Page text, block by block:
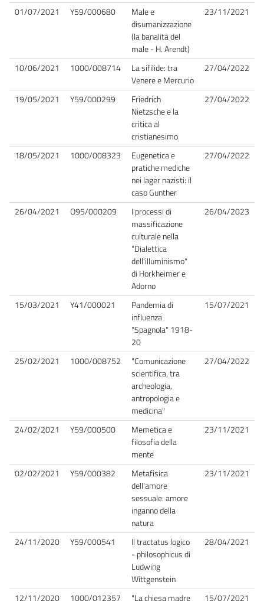
01/07/2021 Y59/000680
Male e
disumanizzazione
(la banalità del
male - H. Arendt)
23/11/2021
10/06/2021 1000/008714
La sifilide: tra
Venere e Mercurio
27/04/2022
19/05/2021 Y59/000299
Friedrich
Nietzsche e la
critica al
cristianesimo
27/04/2022
18/05/2021 1000/008323
Eugenetica e
pratiche mediche
nei lager nazisti: il
caso Gunther
27/04/2022
26/04/2021 O95/000209
I processi di
massificazione
culturale nella
"Dialettica
dell'illuminismo"
di Horkheimer e
Adorno
26/04/2023
15/03/2021 Y41/000021
Pandemia di
influenza
"Spagnola" 1918-
20
15/07/2021
25/02/2021 1000/008752
"Comunicazione
scientifica, tra
archeologia,
antropologia e
medicina"
27/04/2022
24/02/2021 Y59/000500
Memetica e
filosofia della
mente
23/11/2021
02/02/2021 Y59/000382
Metafisica
dell'amore
sessuale: amore
inganno della
natura
23/11/2021
24/11/2020 Y59/000541
Il tractatus logico
- philosophicus di
Ludwing
Wittgenstein
28/04/2021
12/11/2020 1000/012357 "La chiesa madre 15/07/2021